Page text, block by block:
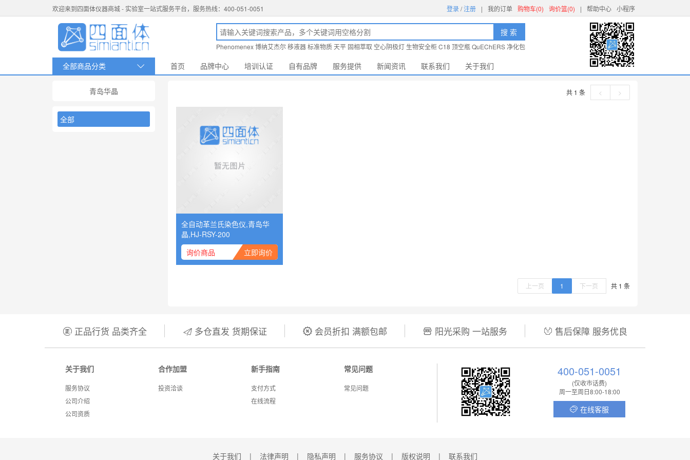
欢迎来到四面体仪器商城 - 实验室一站式服务平台，服务热线：400-051-0051 登录/注册 | 我的订单 购物车(0) 询价篮(0) | 帮助中心 小程序
搜 索
Phenomenex博纳艾杰尔移液器标准物质天平 固相萃取 空心阴极灯 生物安全柜C18 顶空瓶QuEChERS净化包
全部商品分类  首页 品牌中心 培训认证 自有品牌 服务提供 新闻资讯 联系我们 关于我们
青岛华晶
全部
共 1 条 < >
全自动革兰氏染色仪,青岛华
晶,HJ-RSY-200
询价商品
立即询价
上一页 1 下一页 共 1 条
 正品行货 品类齐全  多仓直发 货期保证  会员折扣 满额包邮  阳光采购 一站服务  售后保障 服务优良
关于我们
服务协议
公司介绍
公司资质
合作加盟
投资洽谈
新手指南
支付方式
在线流程
常见问题
常见问题
400-051-0051
(仅收市话费)
周一至周日8:00-18:00
 在线客服
关于我们 | 法律声明 | 隐私声明 | 服务协议 | 版权说明 | 联系我们